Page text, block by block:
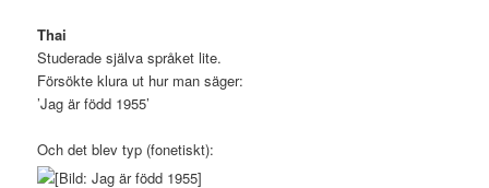
Thai
Studerade själva språket lite.
Försökte klura ut hur man säger:
’Jag är född 1955’
Och det blev typ (fonetiskt):